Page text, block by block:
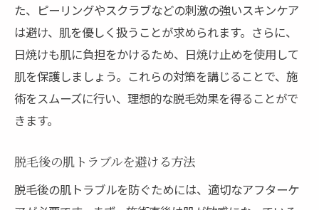
万が一のトラブル対応について質問する
全身脱毛を成功させるための事前準備と心構え
施術前に避けるべき生活習慣
施術当日の注意事項と準備物
長期的な視点での脱毛計画の立て方
た、ピーリングやスクラブなどの刺激の強いスキンケア
は避け、肌を優しく扱うことが求められます。さらに、
日焼けも肌に負担をかけるため、日焼け止めを使用して
肌を保護しましょう。これらの対策を講じることで、施
術をスムーズに行い、理想的な脱毛効果を得ることがで
きます。
脱毛後の肌トラブルを避ける方法
脱毛後の肌トラブルを防ぐためには、適切なアフターケ